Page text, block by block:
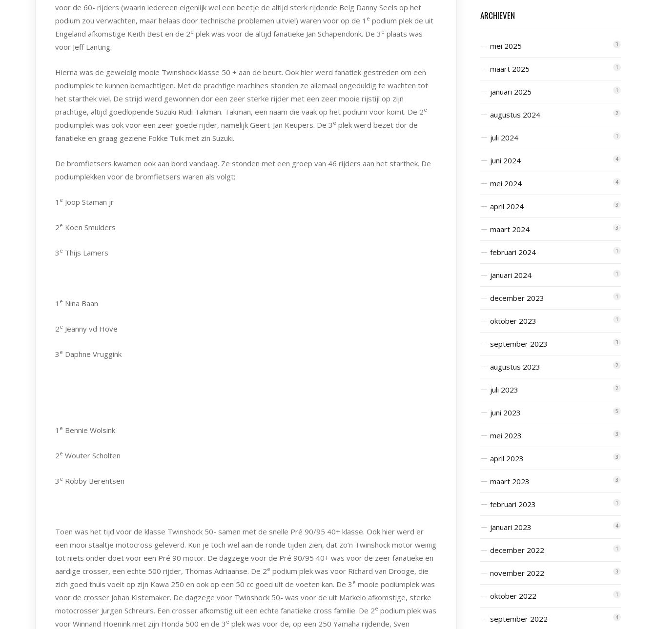
voor de 60- rijders (waarin iedereen eigenlijk wel een beetje de altijd sterk rijdende Belg Danny Seels op het
podium zou verwachten, maar helaas door technische problemen uitviel) waren voor op de 1 e podium plek de uit
Engeland afkomstige Keith Best en de 2e plek was voor de altijd fanatieke Jan Schapendonk. De 3 e plaats was
voor Jeff Lanting.
Hierna was de geweldig mooie Twinshock klasse 50 + aan de beurt. Ook hier werd fanatiek gestreden om een
podiumplek te kunnen bemachtigen. Met de prachtige machines stonden ze allemaal ongeduldig te wachten tot
het starthek viel. De strijd werd gewonnen dor een zeer sterke rijder met een zeer mooie rijstijl op zijn
prachtige, altijd goedlopende Suzuki Rudi Takman. Takman, een naam die vaak op het podium voor komt. De 2e
podiumplek was ook voor een zeer goede rijder, namelijk Geert-Jan Keupers. De 3 e plek werd bezet dor de
fanatieke en graag geziene Fokke Tuik met zin Suzuki.
De bromfietsers kwamen ook aan bord vandaag. Ze stonden met een groep van 46 rijders aan het starthek. De
podiumplekken voor de bromfietsers waren als volgt;
1 e Joop Staman jr
2e Koen Smulders
3 e Thijs Lamers
1 e Nina Baan
2e Jeanny vd Hove
3 e Daphne Vruggink
1 e Bennie Wolsink
2e Wouter Scholten
3 e Robby Berentsen
Toen was het tijd voor de klasse Twinshock 50- samen met de snelle Pré 90/95 40+ klasse. Ook hier werd er
een mooi staaltje motocross geleverd. Kun je toch wel aan de ronde tijden zien, dat zo’n Twinshock motor weinig
tot niets onder doet voor een Pré 90 motor. De dagzege voor de Pré 90/95 40+ was voor de zeer fanatieke en
aardige crosser, een echte 500 rijder, Thomas Adriaanse. De 2e podium plek was voor Richard van Drooge, die
zich goed thuis voelt op zijn Kawa 250 en ook op een 50 cc goed uit de voeten kan. De 3 e mooie podiumplek was
voor de crosser Johan Kistemaker. De dagzege voor Twinshock 50- was voor de uit Markelo afkomstige, sterke
motocrosser Jurgen Schreurs. Een crosser afkomstig uit een echte fanatieke cross familie. De 2e podium plek was
voor Winnand Hoenink met zijn Honda 500 en de 3 e plek was voor de, op een 250 Yamaha rijdende, Sven
ARCHIEVEN
mei 2025 3
maart 2025 1
januari 2025 1
augustus 2024 2
juli 2024 1
juni 2024 4
mei 2024 4
april 2024 3
maart 2024 3
februari 2024 1
januari 2024 1
december 2023 1
oktober 2023 1
september 2023 3
augustus 2023 2
juli 2023 2
juni 2023 5
mei 2023 3
april 2023 3
maart 2023 3
februari 2023 1
januari 2023 4
december 2022 1
november 2022 3
oktober 2022 1
september 2022 4